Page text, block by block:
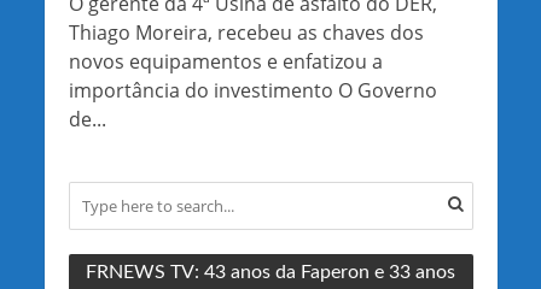
Thiago Moreira, recebeu as chaves dos
novos equipamentos e enfatizou a
importância do investimento O Governo
de...
FRNEWS TV: 43 anos da Faperon e 33 anos